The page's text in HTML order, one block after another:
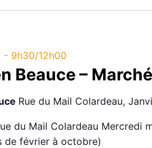
Beauce – Marché
- 9h30/12h00
Rue du Mail Colardeau,
du Mail Colardeau Mercredi
de février à octobre)